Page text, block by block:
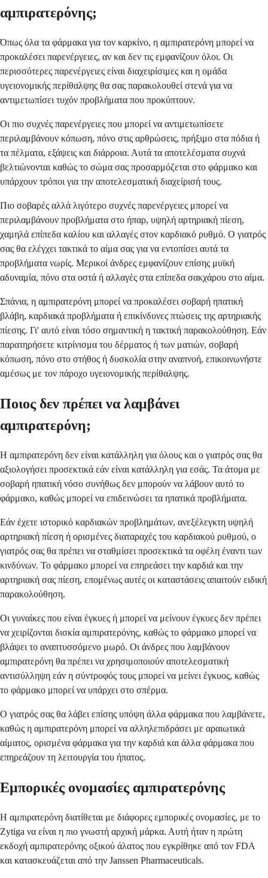
αμπιρατερόνης;
Όπως όλα τα φάρμακα για τον καρκίνο, η αμπιρατερόνη μπορεί να
προκαλέσει παρενέργειες, αν και δεν τις εμφανίζουν όλοι. Οι
περισσότερες παρενέργειες είναι διαχειρίσιμες και η ομάδα
υγειονομικής περίθαλψης θα σας παρακολουθεί στενά για να
αντιμετωπίσει τυχόν προβλήματα που προκύπτουν.
Οι πιο συχνές παρενέργειες που μπορεί να αντιμετωπίσετε
περιλαμβάνουν κόπωση, πόνο στις αρθρώσεις, πρήξιμο στα πόδια ή
τα πέλματα, εξάψεις και διάρροια. Αυτά τα αποτελέσματα συχνά
βελτιώνονται καθώς το σώμα σας προσαρμόζεται στο φάρμακο και
υπάρχουν τρόποι για την αποτελεσματική διαχείρισή τους.
Πιο σοβαρές αλλά λιγότερο συχνές παρενέργειες μπορεί να
περιλαμβάνουν προβλήματα στο ήπαρ, υψηλή αρτηριακή πίεση,
χαμηλά επίπεδα καλίου και αλλαγές στον καρδιακό ρυθμό. Ο γιατρός
σας θα ελέγχει τακτικά το αίμα σας για να εντοπίσει αυτά τα
προβλήματα νωρίς. Μερικοί άνδρες εμφανίζουν επίσης μυϊκή
αδυναμία, πόνο στα οστά ή αλλαγές στα επίπεδα σακχάρου στο αίμα.
Σπάνια, η αμπιρατερόνη μπορεί να προκαλέσει σοβαρή ηπατική
βλάβη, καρδιακά προβλήματα ή επικίνδυνες πτώσεις της αρτηριακής
πίεσης. Γι' αυτό είναι τόσο σημαντική η τακτική παρακολούθηση. Εάν
παρατηρήσετε κιτρίνισμα του δέρματος ή των ματιών, σοβαρή
κόπωση, πόνο στο στήθος ή δυσκολία στην αναπνοή, επικοινωνήστε
αμέσως με τον πάροχο υγειονομικής περίθαλψης.
Ποιος δεν πρέπει να λαμβάνει
αμπιρατερόνη;
Η αμπιρατερόνη δεν είναι κατάλληλη για όλους και ο γιατρός σας θα
αξιολογήσει προσεκτικά εάν είναι κατάλληλη για εσάς. Τα άτομα με
σοβαρή ηπατική νόσο συνήθως δεν μπορούν να λάβουν αυτό το
φάρμακο, καθώς μπορεί να επιδεινώσει τα ηπατικά προβλήματα.
Εάν έχετε ιστορικό καρδιακών προβλημάτων, ανεξέλεγκτη υψηλή
αρτηριακή πίεση ή ορισμένες διαταραχές του καρδιακού ρυθμού, ο
γιατρός σας θα πρέπει να σταθμίσει προσεκτικά τα οφέλη έναντι των
κινδύνων. Το φάρμακο μπορεί να επηρεάσει την καρδιά και την
αρτηριακή σας πίεση, επομένως αυτές οι καταστάσεις απαιτούν ειδική
παρακολούθηση.
Οι γυναίκες που είναι έγκυες ή μπορεί να μείνουν έγκυες δεν πρέπει
να χειρίζονται δισκία αμπιρατερόνης, καθώς το φάρμακο μπορεί να
βλάψει το αναπτυσσόμενο μωρό. Οι άνδρες που λαμβάνουν
αμπιρατερόνη θα πρέπει να χρησιμοποιούν αποτελεσματική
αντισύλληψη εάν η σύντροφός τους μπορεί να μείνει έγκυος, καθώς
το φάρμακο μπορεί να υπάρχει στο σπέρμα.
Ο γιατρός σας θα λάβει επίσης υπόψη άλλα φάρμακα που λαμβάνετε,
καθώς η αμπιρατερόνη μπορεί να αλληλεπιδράσει με αραιωτικά
αίματος, ορισμένα φάρμακα για την καρδιά και άλλα φάρμακα που
επηρεάζουν τη λειτουργία του ήπατος.
Εμπορικές ονομασίες αμπιρατερόνης
Η αμπιρατερόνη διατίθεται με διάφορες εμπορικές ονομασίες, με το
Zytiga να είναι η πιο γνωστή αρχική μάρκα. Αυτή ήταν η πρώτη
εκδοχή αμπιρατερόνης οξικού άλατος που εγκρίθηκε από τον FDA
και κατασκευάζεται από την Janssen Pharmaceuticals.